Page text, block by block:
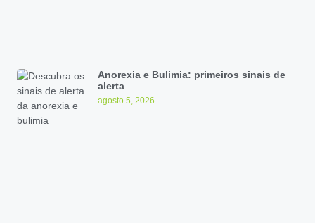
Anorexia e Bulimia: primeiros sinais de
alerta
agosto 5, 2026